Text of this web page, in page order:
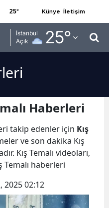
25° Künye İletişim
İstanbul
Açık
25°
Adana
Adıyaman
Amasya
Ankara
Antalya
Aydın
Haberleri
takip edenler için Kış
ve son dakika Kış
Kış Temalı videoları,
Temalı haberleri
2025 02:12